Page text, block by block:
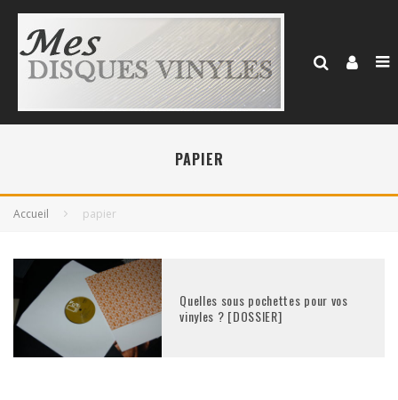
PAPIER
Accueil papier
Quelles sous pochettes pour vos
vinyles ? [DOSSIER]